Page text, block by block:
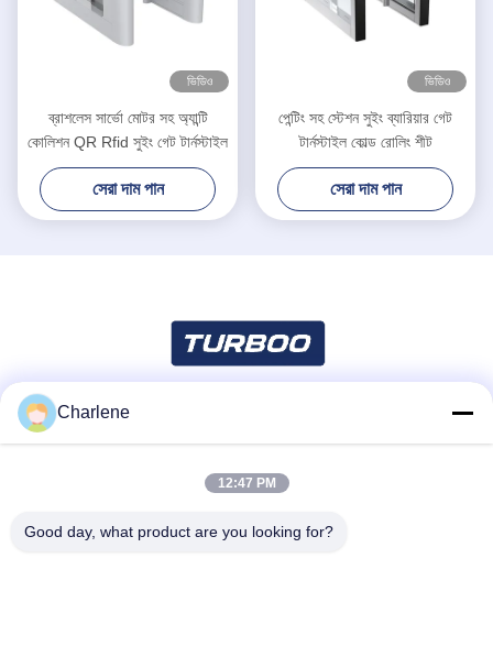
ভিডিও
ব্রাশলেস সার্ভো মোটর সহ অ্যান্টি
কোলিশন QR Rfid সুইং গেট টার্নস্টাইল
সেরা দাম পান
ভিডিও
পেন্টিং সহ স্টেশন সুইং ব্যারিয়ার গেট
টার্নস্টাইল কোল্ড রোলিং শীট
সেরা দাম পান
দ্রুত যোগাযোগ
Charlene
12:47 PM
Good day, what product are you looking for?